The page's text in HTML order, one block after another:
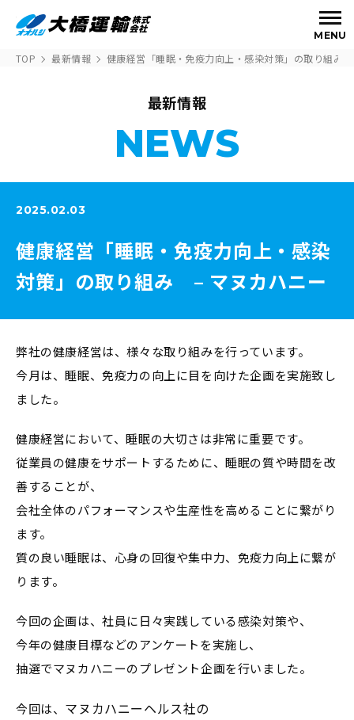
MENU
TOP 最新情報 健康経営「睡眠・免疫力向上・感染対策」の取り組み
最新情報
NEWS
2025.02.03
健康経営「睡眠・免疫力向上・感染
対策」の取り組み – マヌカハニー
弊社の健康経営は、様々な取り組みを行っています。
今月は、睡眠、免疫力の向上に目を向けた企画を実施致し
ました。
健康経営において、睡眠の大切さは非常に重要です。
従業員の健康をサポートするために、睡眠の質や時間を改
善することが、
会社全体のパフォーマンスや生産性を高めることに繋がり
ます。
質の良い睡眠は、心身の回復や集中力、免疫力向上に繋が
ります。
今回の企画は、社員に日々実践している感染対策や、
今年の健康目標などのアンケートを実施し、
抽選でマヌカハニーのプレゼント企画を行いました。
今回は、 マヌカハニーヘルス社の